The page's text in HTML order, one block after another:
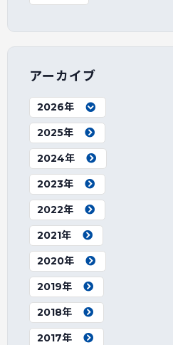
アーカイブ
2026年
2025年
2024年
2023年
2022年
2021年
2020年
2019年
2018年
2017年